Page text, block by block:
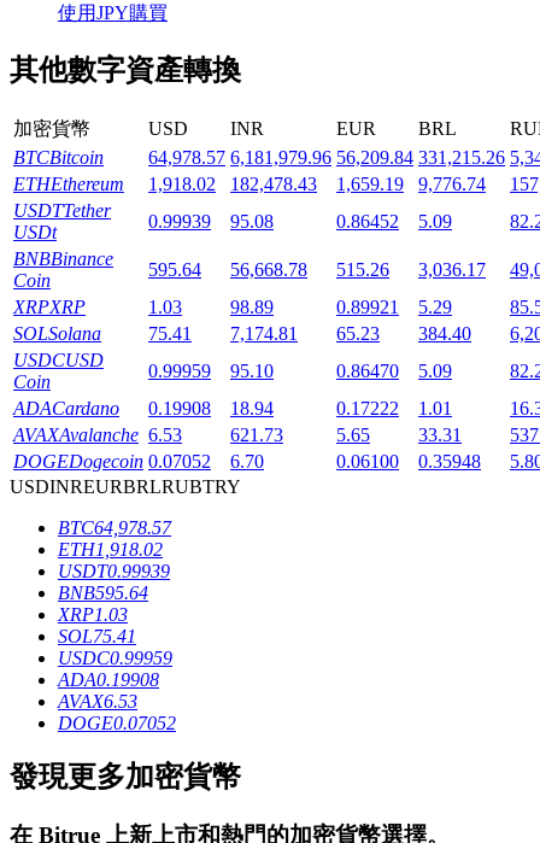
Launchpool
活期質押獲得熱門資產
鎖倉BTR
輕鬆獲得多重福利
借貸寶
借貸數字貨幣，及時且安全的服務
使用JPY購買
其他數字資產轉換
加密貨幣 USD INR EUR BRL
BTCBitcoin 64,978.57 6,181,979.96 56,209.84 331,215.26
ETHEthereum 1,918.02 182,478.43 1,659.19 9,776.74
USDTTether
USDt
0.99939 95.08 0.86452 5.09
BNBBinance
Coin
595.64 56,668.78 515.26 3,036.17
XRPXRP 1.03 98.89 0.89921 5.29
SOLSolana 75.41 7,174.81 65.23 384.40
USDCUSD
Coin
0.99959 95.10 0.86470 5.09
ADACardano 0.19908 18.94 0.17222 1.01
AVAXAvalanche 6.53 621.73 5.65 33.31
DOGEDogecoin 0.07052 6.70 0.06100 0.35948
USDINREURBRLRUBTRY
BTC64,978.57
ETH1,918.02
USDT0.99939
BNB595.64
XRP1.03
SOL75.41
USDC0.99959
ADA0.19908
AVAX6.53
DOGE0.07052
發現更多加密貨幣
在 Bitrue 上新上市和熱門的加密貨幣選擇。